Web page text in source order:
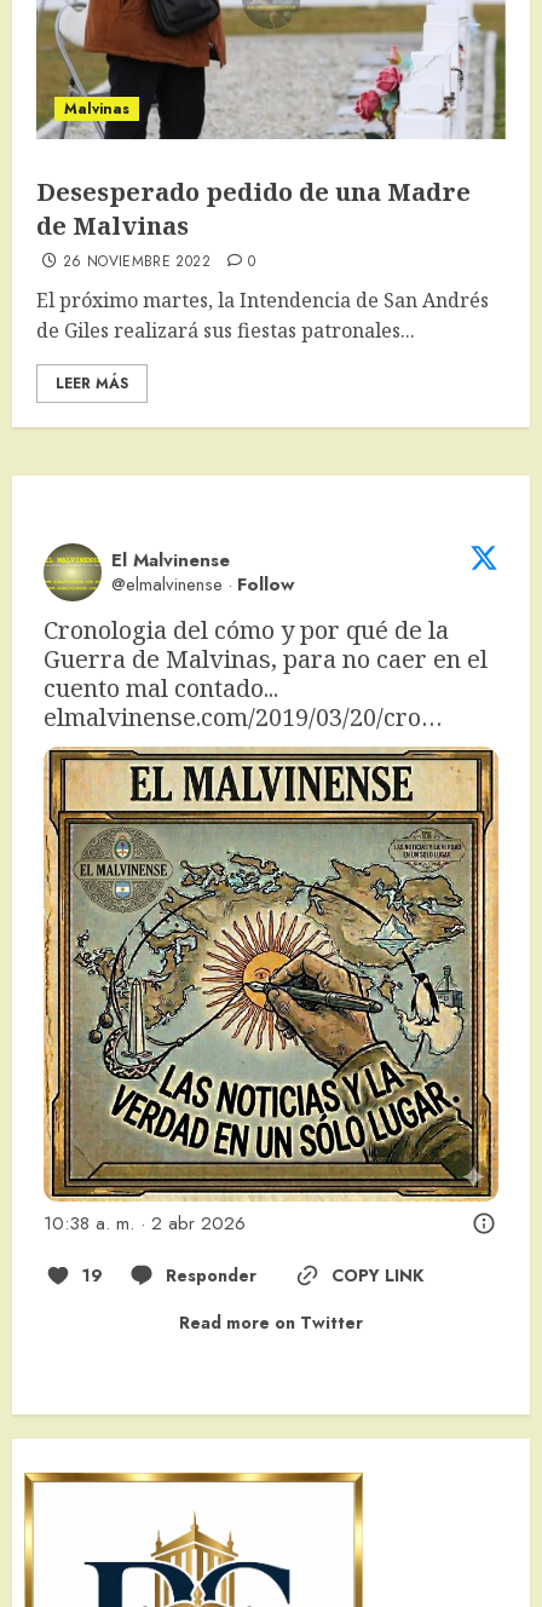
Malvinas
Desesperado pedido de una Madre
de Malvinas
26 NOVIEMBRE 2022 0
El próximo martes, la Intendencia de San Andrés
de Giles realizará sus fiestas patronales...
LEER MÁS
El Malvinense
@elmalvinense · Follow
Cronologia del cómo y por qué de la
Guerra de Malvinas, para no caer en el
elmalvinense.com/2019/03/20/cro…
10:38 a. m. · 2 abr 2026
19 Responder
COPY LINK
Read more on Twitter